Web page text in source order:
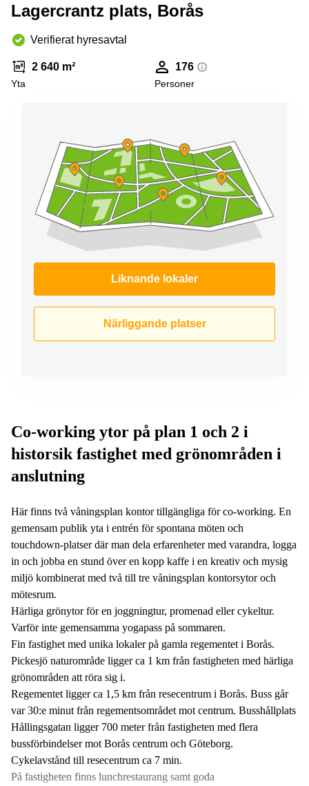
Virtuellt
kontor
Sollentuna
Vasastan
Östermalm
Kontor
Kontorshotell
Huddinge
lokaler
Hägersten
Lagercrantz plats, Borås
Verifierat hyresavtal
2 640 m²
Yta
176
Personer
Liknande lokaler
Närliggande platser
Co-working ytor på plan 1 och 2 i
historsik fastighet med grönområden i
anslutning
Här finns två våningsplan kontor tillgängliga för co-working. En
gemensam publik yta i entrén för spontana möten och
touchdown-platser där man dela erfarenheter med varandra, logga
in och jobba en stund över en kopp kaffe i en kreativ och mysig
miljö kombinerat med två till tre våningsplan kontorsytor och
mötesrum.
Härliga grönytor för en joggningtur, promenad eller cykeltur.
Varför inte gemensamma yogapass på sommaren.
Fin fastighet med unika lokaler på gamla regementet i Borås.
Pickesjö naturområde ligger ca 1 km från fastigheten med härliga
grönområden att röra sig i.
Regementet ligger ca 1,5 km från resecentrum i Borås. Buss går
var 30:e minut från regementsområdet mot centrum. Busshållplats
Hållingsgatan ligger 700 meter från fastigheten med flera
bussförbindelser mot Borås centrum och Göteborg.
Cykelavstånd till resecentrum ca 7 min.
På fastigheten finns lunchrestaurang samt goda